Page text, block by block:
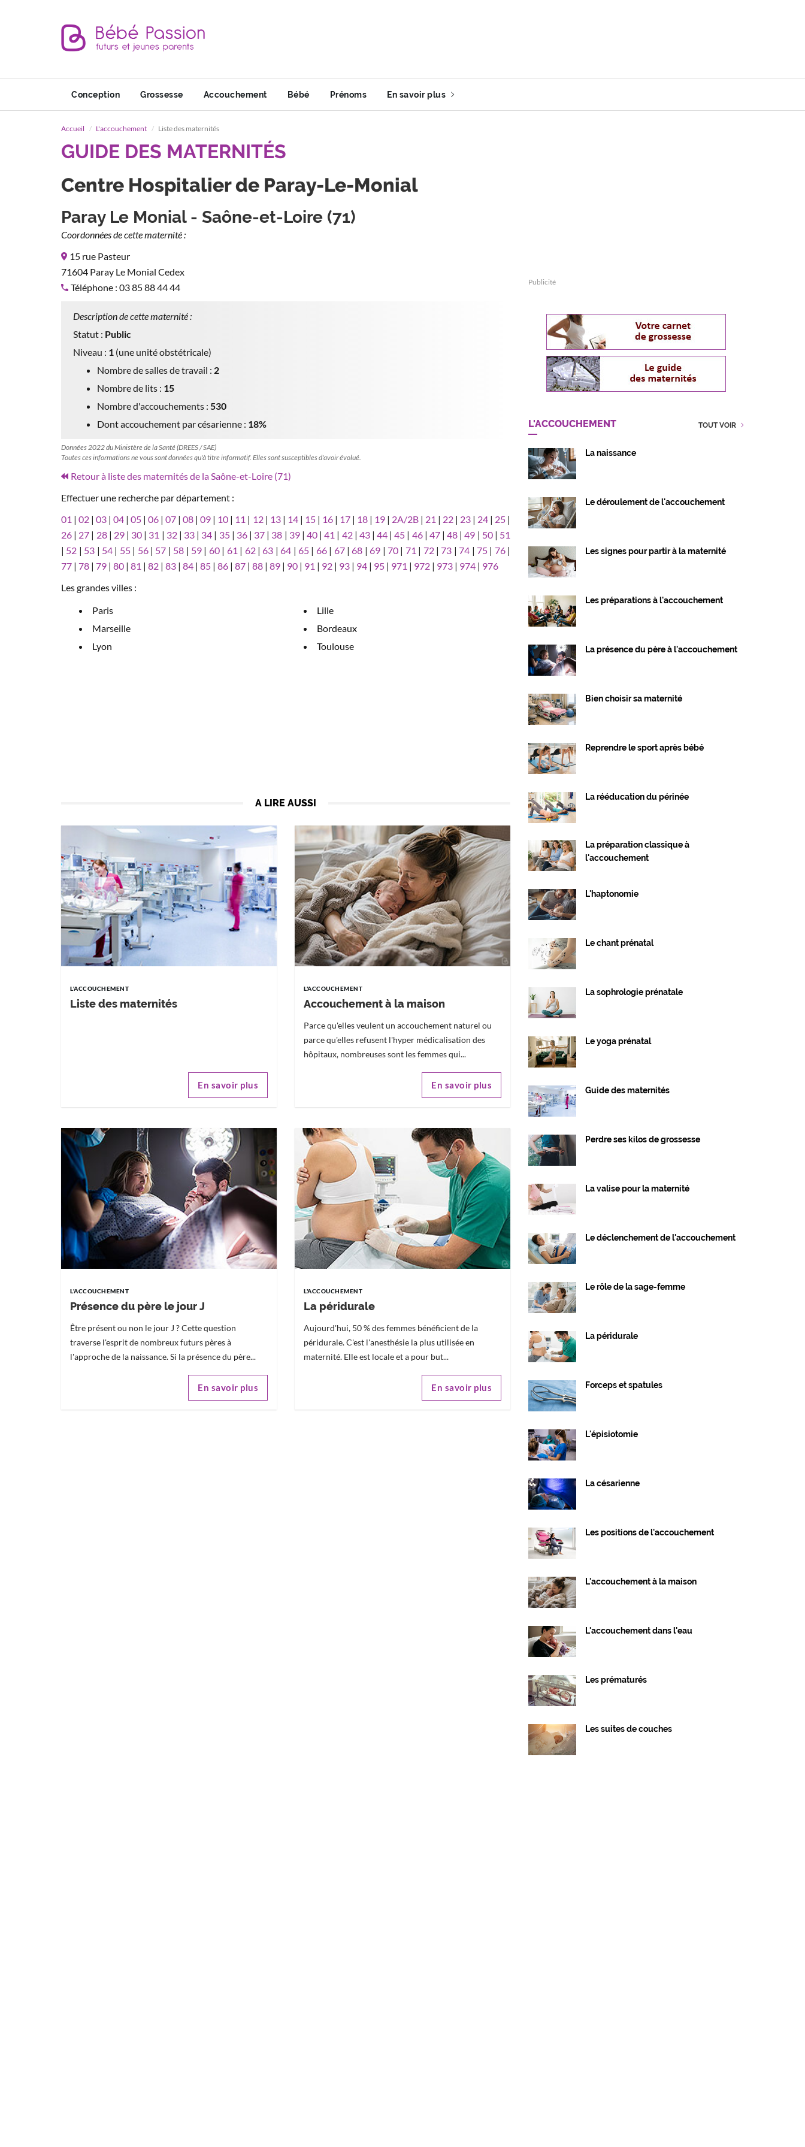
Conception Grossesse Accouchement Bébé Prénoms En savoir plus
Accueil L'accouchement Liste des maternités
GUIDE DES MATERNITÉS
Centre Hospitalier de Paray-Le-Monial
Paray Le Monial - Saône-et-Loire (71)
Coordonnées de cette maternité :
15 rue Pasteur
71604 Paray Le Monial Cedex
Téléphone : 03 85 88 44 44
Description de cette maternité :
Statut : Public
Niveau : 1 (une unité obstétricale)
Nombre de salles de travail : 2
Nombre de lits : 15
Nombre d'accouchements : 530
Dont accouchement par césarienne : 18%
Données 2022 du Ministère de la Santé (DREES / SAE)
Toutes ces informations ne vous sont données qu'à titre informatif. Elles sont susceptibles d'avoir évolué.
Retour à liste des maternités de la Saône-et-Loire (71)
Effectuer une recherche par département :
01 |02 |03 |04 |05 |06 |07 |08 |09 | 10 | 11 | 12| 13| 14| 15| 16| 17| 18| 19| 2A/2B| 21 | 22| 23 | 24 | 25 |
26 | 27 | 28| 29| 30 | 31 | 32| 33| 34 | 35| 36| 37 | 38 | 39| 40|41 | 42| 43|44 |45 | 46| 47|48 |49 | 50| 51
| 52 | 53 | 54 | 55| 56| 57 | 58 | 59 | 60| 61 | 62|63 |64 | 65| 66| 67|68 |69 |70 | 71 | 72|73 |74 |75 | 76|
77 | 78 | 79 | 80 | 81 | 82 | 83 | 84 | 85 | 86 | 87 | 88 | 89 | 90 | 91 | 92 | 93 | 94 | 95 | 971 | 972 | 973 | 974 | 976
Les grandes villes :
Paris
Marseille
Lyon
Lille
Bordeaux
Toulouse
A LIRE AUSSI
L'ACCOUCHEMENT
Liste des maternités
En savoir plus
L'ACCOUCHEMENT
Accouchement à la maison
Parce qu'elles veulent un accouchement naturel ou
parce qu'elles refusent l'hyper médicalisation des
hôpitaux, nombreuses sont les femmes qui...
En savoir plus
L'ACCOUCHEMENT
Présence du père le jour J
Être présent ou non le jour J ? Cette question
traverse l'esprit de nombreux futurs pères à
l'approche de la naissance. Si la présence du père...
En savoir plus
L'ACCOUCHEMENT
La péridurale
Aujourd'hui, 50 % des femmes bénéficient de la
péridurale. C'est l'anesthésie la plus utilisée en
maternité. Elle est locale et a pour but...
En savoir plus
Publicité
L'ACCOUCHEMENT TOUT VOIR
La naissance
Le déroulement de l'accouchement
Les signes pour partir à la maternité
Les préparations à l'accouchement
La présence du père à l'accouchement
Bien choisir sa maternité
Reprendre le sport après bébé
La rééducation du périnée
La préparation classique à
l'accouchement
L'haptonomie
Le chant prénatal
La sophrologie prénatale
Le yoga prénatal
Guide des maternités
Perdre ses kilos de grossesse
La valise pour la maternité
Le déclenchement de l'accouchement
Le rôle de la sage-femme
La péridurale
Forceps et spatules
L'épisiotomie
La césarienne
Les positions de l'accouchement
L'accouchement à la maison
L'accouchement dans l'eau
Les prématurés
Les suites de couches